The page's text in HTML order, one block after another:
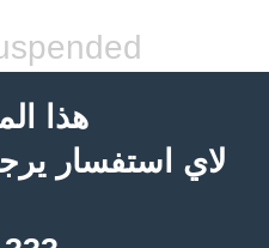
هذا
لاي استفسار